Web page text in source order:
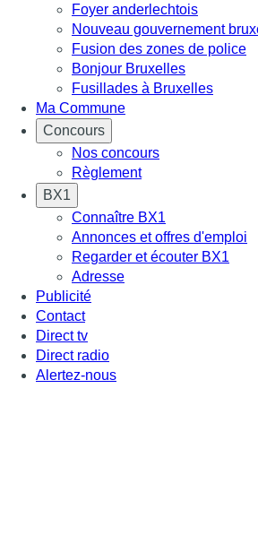
Foyer anderlechtois
Nouveau gouvernement
Fusion des zones de police
Bonjour Bruxelles
Fusillades à Bruxelles
Ma Commune
Concours
Nos concours
Règlement
BX1
Connaître BX1
Annonces et offres d'emploi
Regarder et écouter BX1
Adresse
Publicité
Contact
Direct tv
Direct radio
Alertez-nous